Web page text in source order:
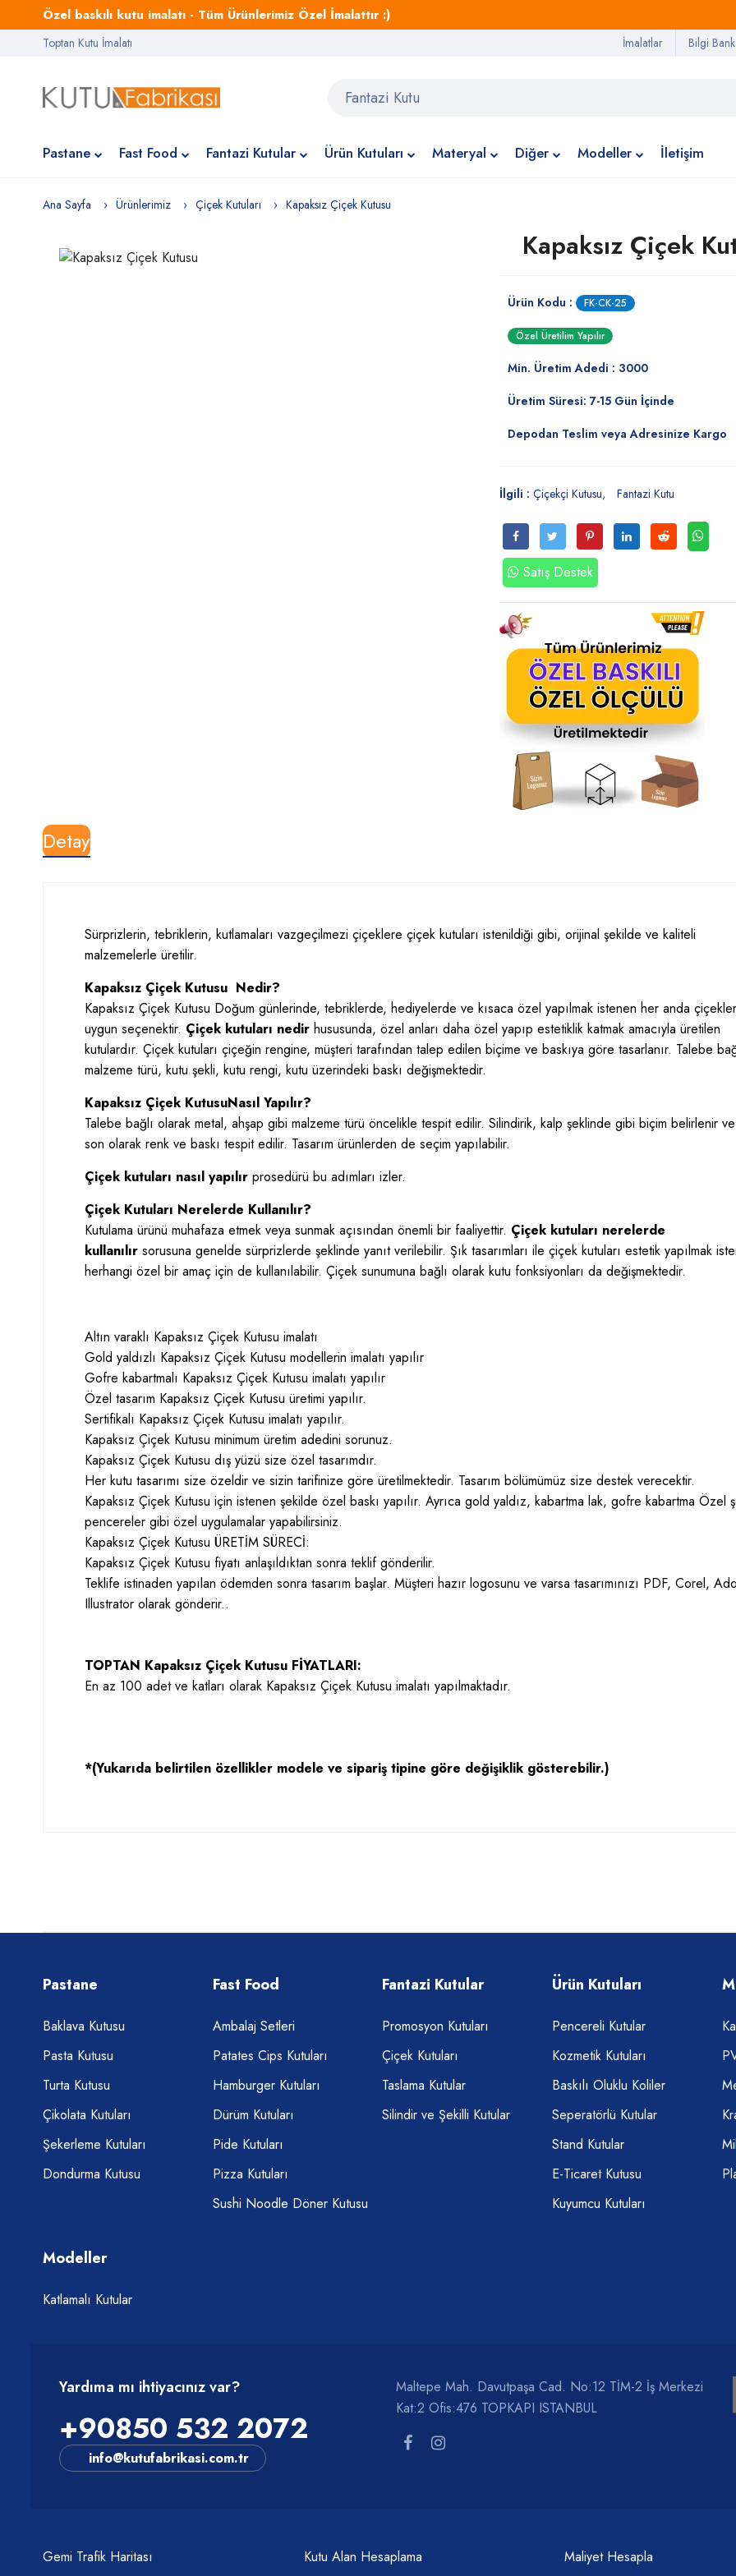
Özel baskılı kutu imalatı - Tüm Ürünlerimiz Özel İmalattır :)
Toptan Kutu İmalatı İmalatlar Bilgi
Pastane Fast Food Fantazi Kutular Ürün Kutuları Materyal Diğer Modeller İletişim
Ana Sayfa Ürünlerimiz Çiçek Kutuları Kapaksız Çiçek Kutusu
Kapaksız Çiçek
Ürün Kodu : FK-CK-25
Özel Üretilim Yapılır
Min. Üretim Adedi : 3000
Üretim Süresi: 7-15 Gün İçinde
Depodan Teslim veya Adresinize Kargo
İlgili : Çiçekçi Kutusu Fantazi Kutu
Satış Destek
Detay
Sürprizlerin, tebriklerin, kutlamaları vazgeçilmezi çiçeklere çiçek kutuları istenildiği gibi, orijinal şekilde ve kaliteli
malzemelerle üretilir.
Kapaksız Çiçek Kutusu Nedir?
Kapaksız Çiçek Kutusu Doğum günlerinde, tebriklerde, hediyelerde ve kısaca özel yapılmak istenen her anda
uygun seçenektir. Çiçek kutuları nedir hususunda, özel anları daha özel yapıp estetiklik katmak amacıyla üretilen
kutulardır. Çiçek kutuları çiçeğin rengine, müşteri tarafından talep edilen biçime ve baskıya göre tasarlanır. Talebe
malzeme türü, kutu şekli, kutu rengi, kutu üzerindeki baskı değişmektedir.
Kapaksız Çiçek KutusuNasıl Yapılır?
Talebe bağlı olarak metal, ahşap gibi malzeme türü öncelikle tespit edilir. Silindirik, kalp şeklinde gibi biçim belirlenir ve
son olarak renk ve baskı tespit edilir. Tasarım ürünlerden de seçim yapılabilir.
Çiçek kutuları nasıl yapılır prosedürü bu adımları izler.
Çiçek Kutuları Nerelerde Kullanılır?
Kutulama ürünü muhafaza etmek veya sunmak açısından önemli bir faaliyettir. Çiçek kutuları nerelerde
kullanılır sorusuna genelde sürprizlerde şeklinde yanıt verilebilir. Şık tasarımları ile çiçek kutuları estetik yapılmak
herhangi özel bir amaç için de kullanılabilir. Çiçek sunumuna bağlı olarak kutu fonksiyonları da değişmektedir.
Altın varaklı Kapaksız Çiçek Kutusu imalatı
Gold yaldızlı Kapaksız Çiçek Kutusu modellerin imalatı yapılır
Gofre kabartmalı Kapaksız Çiçek Kutusu imalatı yapılır
Özel tasarım Kapaksız Çiçek Kutusu üretimi yapılır.
Sertifikalı Kapaksız Çiçek Kutusu imalatı yapılır.
Kapaksız Çiçek Kutusu minimum üretim adedini sorunuz.
Kapaksız Çiçek Kutusu dış yüzü size özel tasarımdır.
Her kutu tasarımı size özeldir ve sizin tarifinize göre üretilmektedir. Tasarım bölümümüz size destek verecektir.
Kapaksız Çiçek Kutusu için istenen şekilde özel baskı yapılır. Ayrıca gold yaldız, kabartma lak, gofre kabartma Özel
pencereler gibi özel uygulamalar yapabilirsiniz.
Kapaksız Çiçek Kutusu ÜRETİM SÜRECİ:
Kapaksız Çiçek Kutusu fiyatı anlaşıldıktan sonra teklif gönderilir.
Teklife istinaden yapılan ödemden sonra tasarım başlar. Müşteri hazır logosunu ve varsa tasarımınızı PDF, Corel,
Illustrator olarak gönderir..
TOPTAN Kapaksız Çiçek Kutusu FİYATLARI:
En az 100 adet ve katları olarak Kapaksız Çiçek Kutusu imalatı yapılmaktadır.
*(Yukarıda belirtilen özellikler modele ve sipariş tipine göre değişiklik gösterebilir.)
Pastane
Baklava Kutusu
Pasta Kutusu
Turta Kutusu
Çikolata Kutuları
Şekerleme Kutuları
Dondurma Kutusu
Fast Food
Ambalaj Setleri
Patates Cips Kutuları
Hamburger Kutuları
Dürüm Kutuları
Pide Kutuları
Pizza Kutuları
Sushi Noodle Döner Kutusu
Fantazi Kutular
Promosyon Kutuları
Çiçek Kutuları
Taslama Kutular
Silindir ve Şekilli Kutular
Ürün Kutuları
Pencereli Kutular
Kozmetik Kutuları
Baskılı Oluklu Koliler
Seperatörlü Kutular
Stand Kutular
E-Ticaret Kutusu
Kuyumcu Kutuları
Modeller
Katlamalı Kutular
Yardıma mı ihtiyacınız var?
+90850 532 2072
info@kutufabrikasi.com.tr
Maltepe Mah. Davutpaşa Cad. No:12 TİM-2 İş Merkezi
Kat:2 Ofis:476 TOPKAPI ISTANBUL
Gemi Trafik Haritası Kutu Alan Hesaplama Maliyet Hesapla